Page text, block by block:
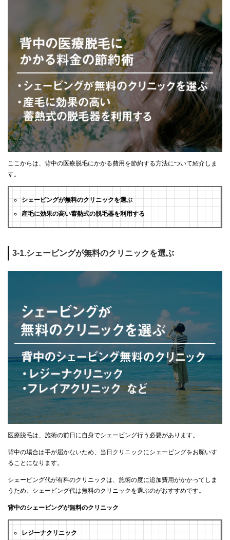
ここからは、背中の医療脱毛にかかる費用を節約する方法について紹介しま
す。
シェービングが無料のクリニックを選ぶ
産毛に効果の高い蓄熱式の脱毛器を利用する
3-1.シェービングが無料のクリニックを選ぶ
医療脱毛は、施術の前日に自身でシェービング行う必要があります。
背中の場合は手が届かないため、当日クリニックにシェービングをお願いす
ることになります。
シェービング代が有料のクリニックは、施術の度に追加費用がかかってしま
うため、シェービング代は無料のクリニックを選ぶのがおすすめです。
背中のシェービングが無料のクリニック
レジーナクリニック